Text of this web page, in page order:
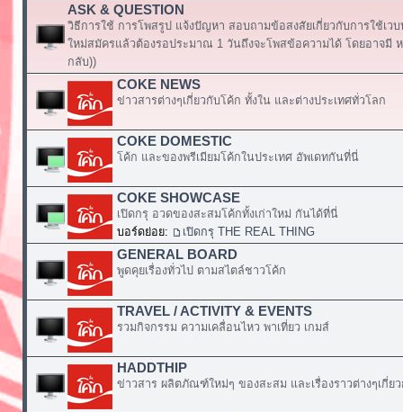
ASK & QUESTION
วิธีการใช้ การโพสรูป แจ้งปัญหา สอบถามข้อสงสัยเกี่ยวกับการใช้เว
ใหม่สมัครแล้วต้องรอประมาณ 1 วันถึงจะโพสข้อความได้ โดยอาจมี
กลับ))
COKE NEWS
ข่าวสารต่างๆเกี่ยวกับโค้ก ทั้งใน และต่างประเทศทั่วโลก
COKE DOMESTIC
โค้ก และของพรีเมียมโค้กในประเทศ อัพเดทกันที่นี่
COKE SHOWCASE
เปิดกรุ อวดของสะสมโค้กทั้งเก่าใหม่ กันได้ที่นี่
บอร์ดย่อย:
เปิดกรุ THE REAL THING
GENERAL BOARD
พูดคุยเรื่องทั่วไป ตามสไตล์ชาวโค้ก
TRAVEL / ACTIVITY & EVENTS
รวมกิจกรรม ความเคลื่อนไหว พาเที่ยว เกมส์
HADDTHIP
ข่าวสาร ผลิตภัณฑ์ใหม่ๆ ของสะสม และเรื่องราวต่างๆเกี่ย